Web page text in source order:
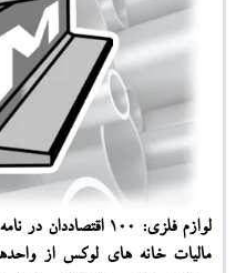
لوازم فلزی: 100